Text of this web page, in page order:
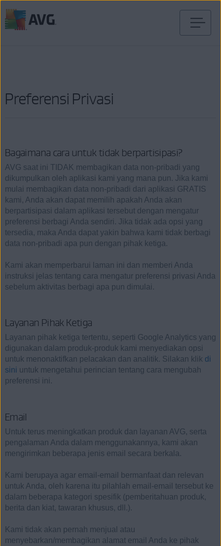
Preferensi Privasi
Bagaimana cara untuk tidak berpartisipasi?
AVG saat ini TIDAK membagikan data non-pribadi yang
dikumpulkan oleh aplikasi kami yang mana pun. Jika kami
mulai membagikan data non-pribadi dari aplikasi GRATIS
kami, Anda akan dapat memilih apakah Anda akan
berpartisipasi dalam aplikasi tersebut dengan mengatur
preferensi berbagi Anda sendiri. Jika tidak ada opsi yang
tersedia, maka Anda dapat yakin bahwa kami tidak berbagi
data non-pribadi apa pun dengan pihak ketiga.
Kami akan memperbarui laman ini dan memberi Anda
instruksi jelas tentang cara mengatur preferensi privasi Anda
sebelum aktivitas berbagi apa pun dimulai.
Layanan Pihak Ketiga
Layanan pihak ketiga tertentu, seperti Google Analytics yang
digunakan dalam produk-produk kami menyediakan opsi
untuk menonaktifkan pelacakan dan analitik. Silakan klik di
sini untuk mengetahui perincian tentang cara mengubah
preferensi ini.
Email
Untuk terus meningkatkan produk dan layanan AVG, serta
pengalaman Anda dalam menggunakannya, kami akan
mengirimkan beberapa jenis email secara berkala.
Kami berupaya agar email-email bermanfaat dan relevan
untuk Anda, oleh karena itu pilahlah email-email tersebut ke
dalam beberapa kategori spesifik (pemberitahuan produk,
berita dan kiat, tawaran khusus, dll.).
Kami tidak akan pernah menjual atau
menyebarkan/membagikan alamat email Anda ke pihak